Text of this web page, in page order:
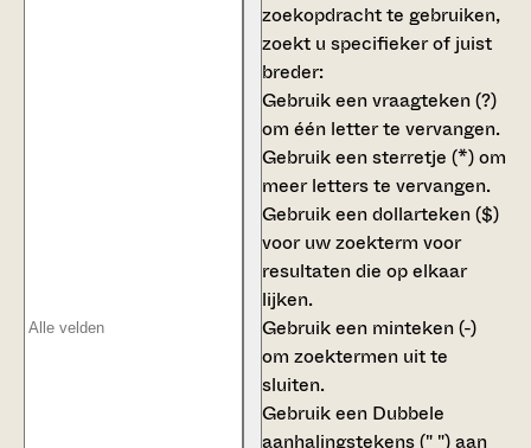
zoekopdracht te gebruiken,
zoekt u specifieker of juist
breder:
Gebruik eenvraagteken (?)
om één letter te vervangen.
Gebruik eensterretje (*)om
meer letters te vervangen.
Gebruik eendollarteken ($)
voor uw zoekterm voor
resultaten die op elkaar
lijken.
Gebruik een minteken (-)
om zoektermen uit te
sluiten.
Gebruik een Dubbele
aanhalingstekens (" ")aan